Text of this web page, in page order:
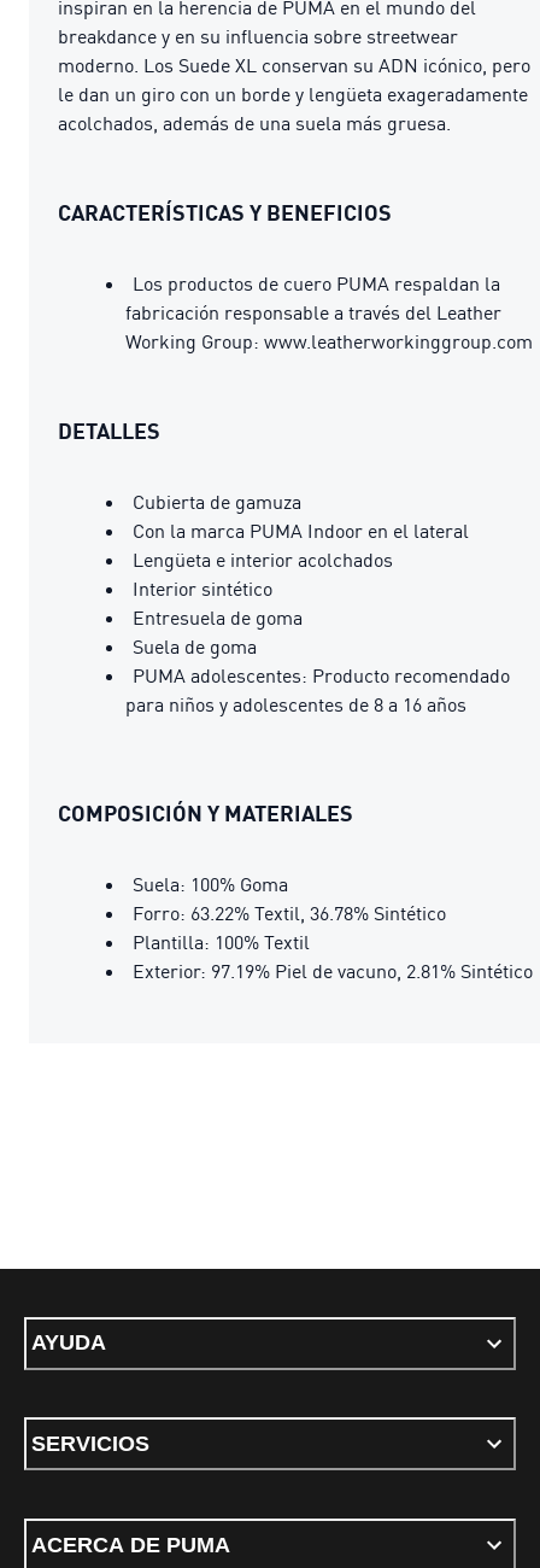
inspiran en la herencia de PUMA en el mundo del
breakdance y en su influencia sobre streetwear
moderno. Los Suede XL conservan su ADN icónico, pero
le dan un giro con un borde y lengüeta exageradamente
acolchados, además de una suela más gruesa.
CARACTERÍSTICAS Y BENEFICIOS
Los productos de cuero PUMA respaldan la
fabricación responsable a través del Leather
Working Group: www.leatherworkinggroup.com
DETALLES
Cubierta de gamuza
Con la marca PUMA Indoor en el lateral
Lengüeta e interior acolchados
Interior sintético
Entresuela de goma
Suela de goma
PUMA adolescentes: Producto recomendado
para niños y adolescentes de 8 a 16 años
COMPOSICIÓN Y MATERIALES
Suela: 100% Goma
Forro: 63.22% Textil, 36.78% Sintético
Plantilla: 100% Textil
Exterior: 97.19% Piel de vacuno, 2.81% Sintético
AYUDA
SERVICIOS
ACERCA DE PUMA